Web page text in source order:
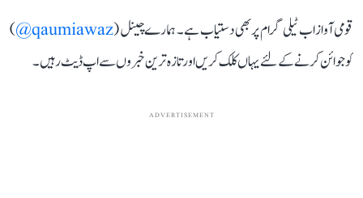
قومی آواز اب ٹیلی گرام پر بھی دستیاب ہے۔ ہمارے چینل (qaumiawaz@
)
کو جوائن کرنے کے لئے یہاں کلک کریں اور تازہ ترین خبروں سے اپ ڈیٹ رہیں۔
ADVERTISEMENT